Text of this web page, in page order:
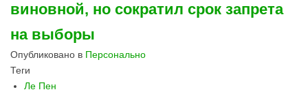
виновной, но сократил срок запрета
на выборы
Опубликовано в Персонально
Теги
Ле Пен